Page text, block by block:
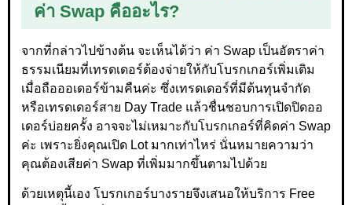
ค่า Swap คืออะไร?
จากที่กล่าวไปข้างต้น จะเห็นได้ว่า ค่า Swap เป็นอัตราค่า
ธรรมเนียมที่เทรดเดอร์ต้องจ่ายให้กับโบรกเกอร์เพิ่มเติม
เมื่อถือออเดอร์ข้ามคืนค่ะ ซึ่งเทรดเดอร์ที่มีต้นทุนจำกัด
หรือเทรดเดอร์สาย Day Trade แล้วชื่นชอบการเปิดปิดออ
เดอร์บ่อยครั้ง อาจจะไม่เหมาะกับโบรกเกอร์ที่คิดค่า Swap
ค่ะ เพราะยิ่งคุณเปิด Lot มากเท่าไหร่ นั่นหมายความว่า
คุณต้องเสียค่า Swap ที่เพิ่มมากขึ้นตามไปด้วย
ด้วยเหตุนี้เอง โบรกเกอร์บางรายจึงเสนอให้บริการ Free